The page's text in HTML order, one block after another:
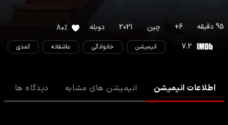
95 دقیقه 6
+ چين 2021 دوبله 80%
7.2
انیمیشن خانوادگی عاشقانه کمدی
اطلاعات انیمیشن انیمیشن های مشابه دیدگاه ها